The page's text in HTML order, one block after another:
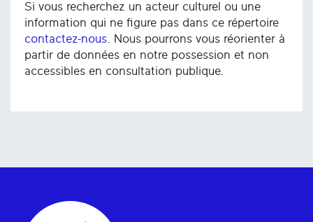
Si vous recherchez un acteur culturel ou une
information qui ne figure pas dans ce répertoire
contactez-nous . Nous pourrons vous réorienter à
partir de données en notre possession et non
accessibles en consultation publique.